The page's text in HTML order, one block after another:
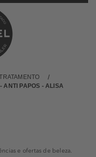
ANTI PAPOS - ALISA
e ofertas de beleza.